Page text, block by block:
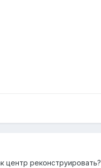
реконструировать?